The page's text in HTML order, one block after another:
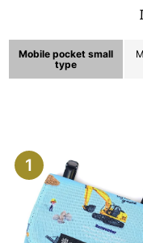
Mobile pocket small
type
1